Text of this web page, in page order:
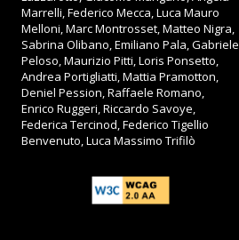
Marrelli, Federico Mecca, Luca Mauro
Melloni, Marc Montrosset, Matteo Nigra,
Sabrina Olibano, Emiliano Pala, Gabriele
Peloso, Maurizio Pitti, Loris Ponsetto,
Andrea Portigliatti, Mattia Pramotton,
Deniel Pession, Raffaele Romano,
Enrico Ruggeri, Riccardo Savoye,
Federica Tercinod, Federico Tigellio
Benvenuto, Luca Massimo Trifilò